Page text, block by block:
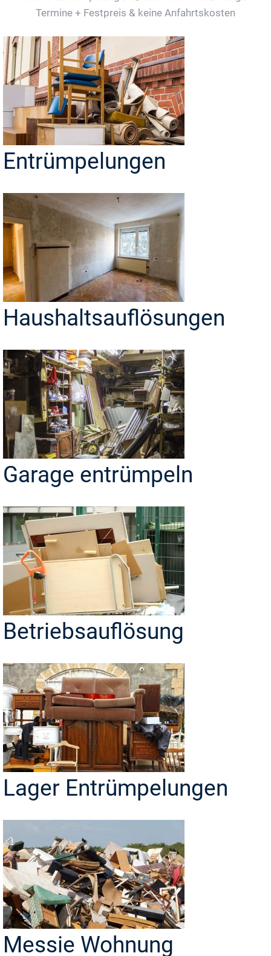
Termine + Festpreis & keine Anfahrtskosten
Entrümpelungen
Haushaltsauflösungen
Garage entrümpeln
Betriebsauflösung
Lager Entrümpelungen
Messie Wohnung